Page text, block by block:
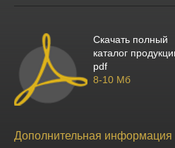
Скачать полный
каталог
pdf
8-10 Мб
Дополнительная информация